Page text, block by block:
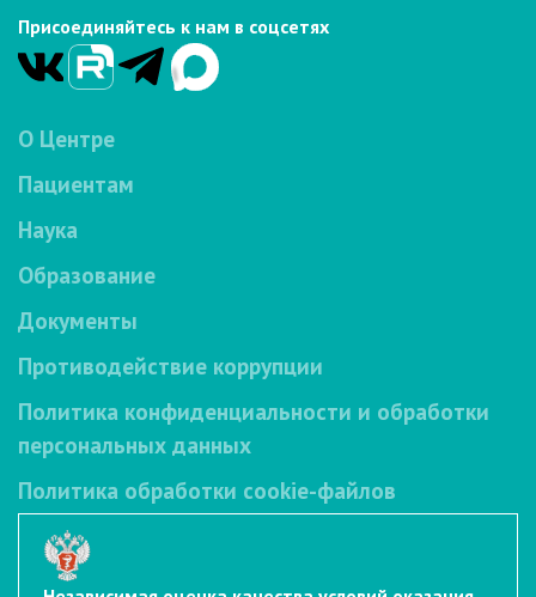
Присоединяйтесь к нам в соцсетях
О Центре
Пациентам
Наука
Образование
Документы
Противодействие коррупции
Политика конфиденциальности и обработки
персональных данных
Политика обработки cookie-файлов